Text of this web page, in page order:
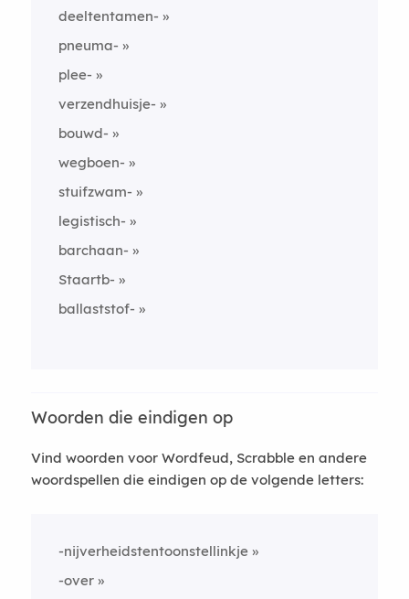
deeltentamen-
pneuma-
plee-
verzendhuisje-
bouwd-
wegboen-
stuifzwam-
legistisch-
barchaan-
Staartb-
ballaststof-
Woorden die eindigen op
Vind woorden voor Wordfeud, Scrabble en andere
woordspellen die eindigen op de volgende letters:
-nijverheidstentoonstellinkje
-over